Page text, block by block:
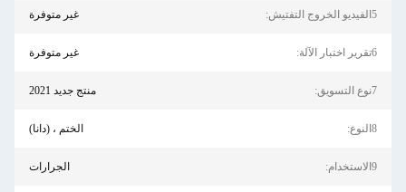
5الفيديو الخروج التفتيش: غير متوفرة
6تقرير اختبار الآلة: غير متوفرة
7نوع التسويق: منتج جديد 2021
8النوع: الختم ، (دانا)
9الاستخدام: الجرارات